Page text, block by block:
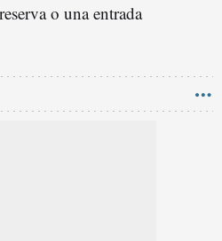
o una entrada